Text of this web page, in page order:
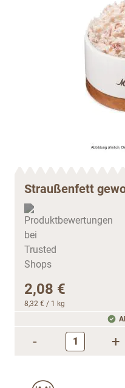
Straußenfett
2,08 €
8,32 € / 1 kg
- +